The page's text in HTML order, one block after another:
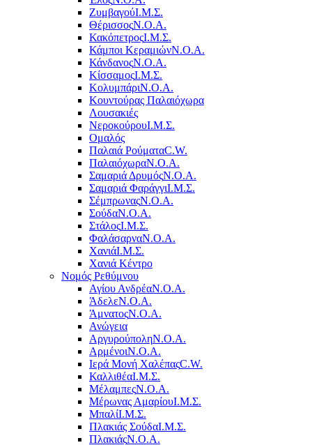
ΖυμβαγούΙ.Μ.Σ.
ΘέρισσοςΝ.Ο.Α.
ΚακόπετροςΙ.Μ.Σ.
Κάμποι ΚεραμιώνΝ.Ο.Α.
ΚάνδανοςΝ.Ο.Α.
ΚίσσαμοςΙ.Μ.Σ.
ΚολυμπάριΝ.Ο.Α.
Κουντούρας Παλαιόχωρα
Λουσακιές
ΝεροκούρουΙ.Μ.Σ.
Ομαλός
Παλαιά ΡούματαC.W.
ΠαλαιόχωραΝ.Ο.Α.
Σαμαριά ΔρυμόςΝ.Ο.Α.
Σαμαριά ΦαράγγιΙ.Μ.Σ.
ΣέμπρωναςΝ.Ο.Α.
ΣούδαΝ.Ο.Α.
ΣτάλοςΙ.Μ.Σ.
ΦαλάσαρναΝ.Ο.Α.
ΧανιάΙ.Μ.Σ.
Χανιά Κέντρο
Νομός Ρεθύμνου
Αγίου ΑνδρέαΝ.Ο.Α.
ΆδελεΝ.Ο.Α.
ΆμνατοςΝ.Ο.Α.
Ανώγεια
ΑργυρούποληΝ.Ο.Α.
ΑρμένοιΝ.Ο.Α.
Ιερά Μονή ΧαλέπαςC.W.
ΚαλλιθέαΙ.Μ.Σ.
ΜέλαμπεςΝ.Ο.Α.
Μέρωνας ΑμαρίουΙ.Μ.Σ.
ΜπαλίΙ.Μ.Σ.
Πλακιάς ΣούδαΙ.Μ.Σ.
ΠλακιάςΝ.Ο.Α.